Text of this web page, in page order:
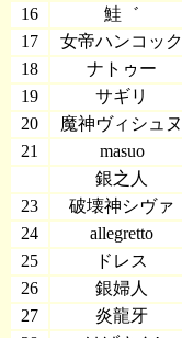
16
鮭゛
17
女帝ハンコック
18
ナトゥー
19
サギリ
20
魔神ヴィシュヌ
21
masuo
銀之人
23
破壊神シヴァ
24
allegretto
25
ドレス
26
銀婦人
27
炎龍牙